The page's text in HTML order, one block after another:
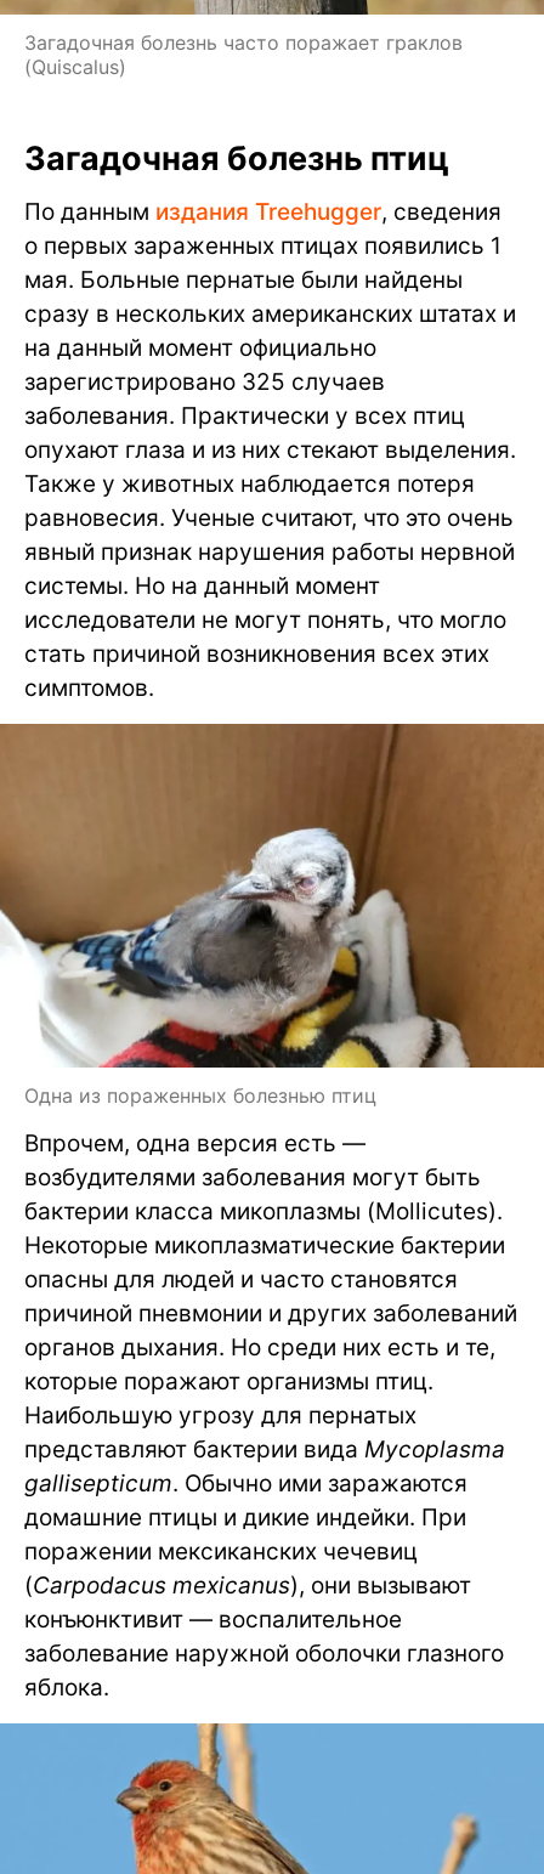
Загадочная болезнь часто поражает граклов
(Quiscalus)
Загадочная болезнь птиц
По данным издания Treehugger, сведения
о первых зараженных птицах появились 1
мая. Больные пернатые были найдены
сразу в нескольких американских штатах и
на данный момент официально
зарегистрировано 325 случаев
заболевания. Практически у всех птиц
опухают глаза и из них стекают выделения.
Также у животных наблюдается потеря
равновесия. Ученые считают, что это очень
явный признак нарушения работы нервной
системы. Но на данный момент
исследователи не могут понять, что могло
стать причиной возникновения всех этих
симптомов.
Одна из пораженных болезнью птиц
Впрочем, одна версия есть —
возбудителями заболевания могут быть
бактерии класса микоплазмы (Mollicutes).
Некоторые микоплазматические бактерии
опасны для людей и часто становятся
причиной пневмонии и других заболеваний
органов дыхания. Но среди них есть и те,
которые поражают организмы птиц.
Наибольшую угрозу для пернатых
представляют бактерии вида Mycoplasma
gallisepticum. Обычно ими заражаются
домашние птицы и дикие индейки. При
поражении мексиканских чечевиц
(Carpodacus mexicanus), они вызывают
конъюнктивит — воспалительное
заболевание наружной оболочки глазного
яблока.